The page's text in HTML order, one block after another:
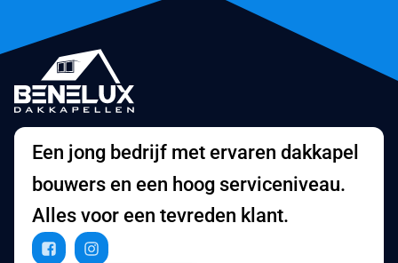
Een jong bedrijf met ervaren dakkapel
bouwers en een hoog serviceniveau.
Alles voor een tevreden klant.